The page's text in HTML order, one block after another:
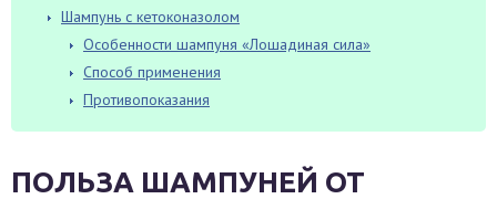
Шампунь с кетоконазолом
Особенности шампуня «Лошадиная сила»
Способ применения
Противопоказания
ПОЛЬЗА ШАМПУНЕЙ ОТ